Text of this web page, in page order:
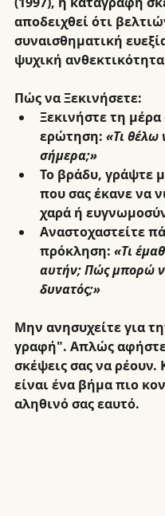
αποδειχθεί ότι
συναισθηματική
ψυχική
Πώς να Ξεκινήσετε:
Ξεκινήστε τη μέρα
ερώτηση: «Τι
σήμερα;»
Το βράδυ, γράψτε
που σας έκανε να
χαρά ή
Αναστοχαστείτε
πρόκληση: «Τι
αυτήν; Πώς μπορώ
δυνατός;»
Μην ανησυχείτε για
γραφή". Απλώς αφήστε
σκέψεις σας να ρέουν.
είναι ένα βήμα πιο
αληθινό σας εαυτό.